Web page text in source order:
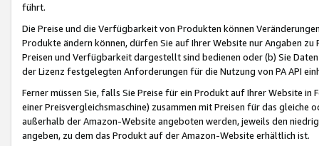
führt.
Die Preise und die Verfügbarkeit von Produkten können
Produkte ändern können, dürfen Sie auf Ihrer Website nur Angaben
Preisen und Verfügbarkeit dargestellt sind bedienen oder (b) Sie
der Lizenz festgelegten Anforderungen für die Nutzung von PA API
Ferner müssen Sie, falls Sie Preise für ein Produkt auf Ihrer Website
einer Preisvergleichsmaschine) zusammen mit Preisen für das
außerhalb der Amazon-Website angeboten werden, jeweils den
angeben, zu dem das Produkt auf der Amazon-Website erhältlich ist.